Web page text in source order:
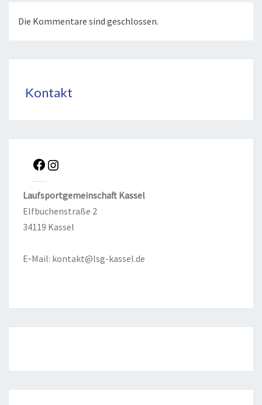
Die Kommentare sind geschlossen.
Kontakt
Lauf­sport­ge­mein­schaft Kas­sel
Elf­bu­chen­stra­ße 2
34119 Kas­sel
E‑Mail: kontakt@lsg-kassel.de